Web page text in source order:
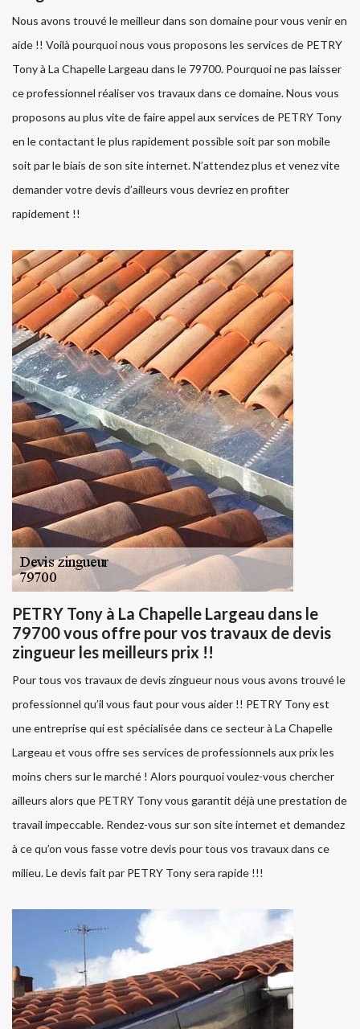
Nous avons trouvé le meilleur dans son domaine pour vous venir en
aide !! Voilà pourquoi nous vous proposons les services de PETRY
Tony à La Chapelle Largeau dans le 79700. Pourquoi ne pas laisser
ce professionnel réaliser vos travaux dans ce domaine. Nous vous
proposons au plus vite de faire appel aux services de PETRY Tony
en le contactant le plus rapidement possible soit par son mobile
soit par le biais de son site internet. N’attendez plus et venez vite
demander votre devis d’ailleurs vous devriez en profiter
rapidement !!
PETRY Tony à La Chapelle Largeau dans le
79700 vous offre pour vos travaux de devis
zingueur les meilleurs prix !!
Pour tous vos travaux de devis zingueur nous vous avons trouvé le
professionnel qu’il vous faut pour vous aider !! PETRY Tony est
une entreprise qui est spécialisée dans ce secteur à La Chapelle
Largeau et vous offre ses services de professionnels aux prix les
moins chers sur le marché ! Alors pourquoi voulez-vous chercher
ailleurs alors que PETRY Tony vous garantit déjà une prestation de
travail impeccable. Rendez-vous sur son site internet et demandez
à ce qu’on vous fasse votre devis pour tous vos travaux dans ce
milieu. Le devis fait par PETRY Tony sera rapide !!!